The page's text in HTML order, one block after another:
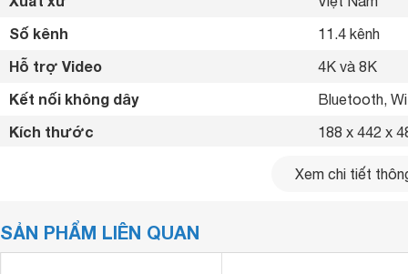
Số kênh 11.4 kênh
Hỗ trợ Video 4K và 8K
Kết nối không dây Bluetooth,
Kích thước 188 x 442 x
16.78 kg
Xem chi tiết
SẢN PHẨM LIÊN QUAN